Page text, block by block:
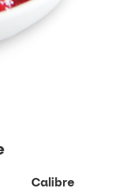
Calibre